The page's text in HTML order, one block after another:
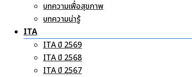
บทความเพื่อสุขภาพ
บทความน่ารู้
ITA
ITA ปี 2569
ITA ปี 2568
ITA ปี 2567